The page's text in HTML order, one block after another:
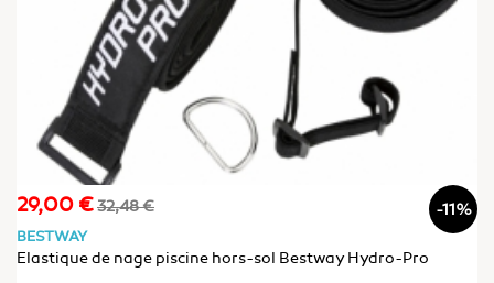
Prix
29,00 €Prix
32,48 € -11%
BESTWAY
Elastique de nage piscine hors-sol Bestway Hydro-Pro